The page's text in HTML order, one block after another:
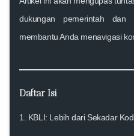
dukungan pemerintah
membantu Anda menavigasi
Daftar Isi
1. KBLI: Lebih dari Sekadar